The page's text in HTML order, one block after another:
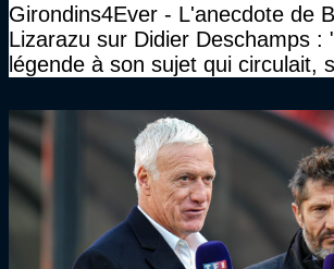
Girondins4Ever - L'anecdote de
Lizarazu sur Didier Deschamps :
légende à son sujet qui circulait,